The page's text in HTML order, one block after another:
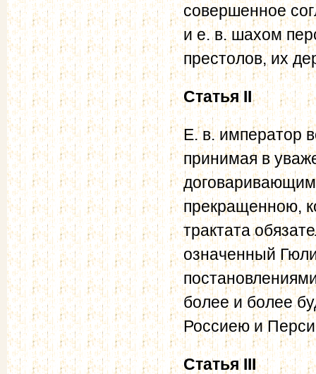
совершенное
и е. в. шахом
престолов, их
Статья II
Е. в. император
принимая в
прекращенною,
трактата
означенный
более и более
Россиею и
Статья III